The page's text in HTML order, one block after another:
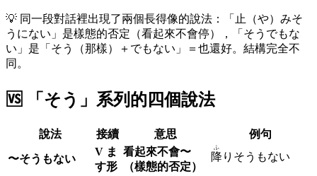
💡 同一段對話裡出現了兩個長得像的說法：「止（や）みそ
うにない」是樣態的否定（看起來不會停），「そうでもな
い」是「そう（那樣）＋でもない」＝也還好。結構完全不
同。
🆚 「そう」系列的四個說法
說法 接續 意思 例句
〜そうもない
V ま
す形
看起來不會〜
（樣態的否定）
降
ふ
りそうもない